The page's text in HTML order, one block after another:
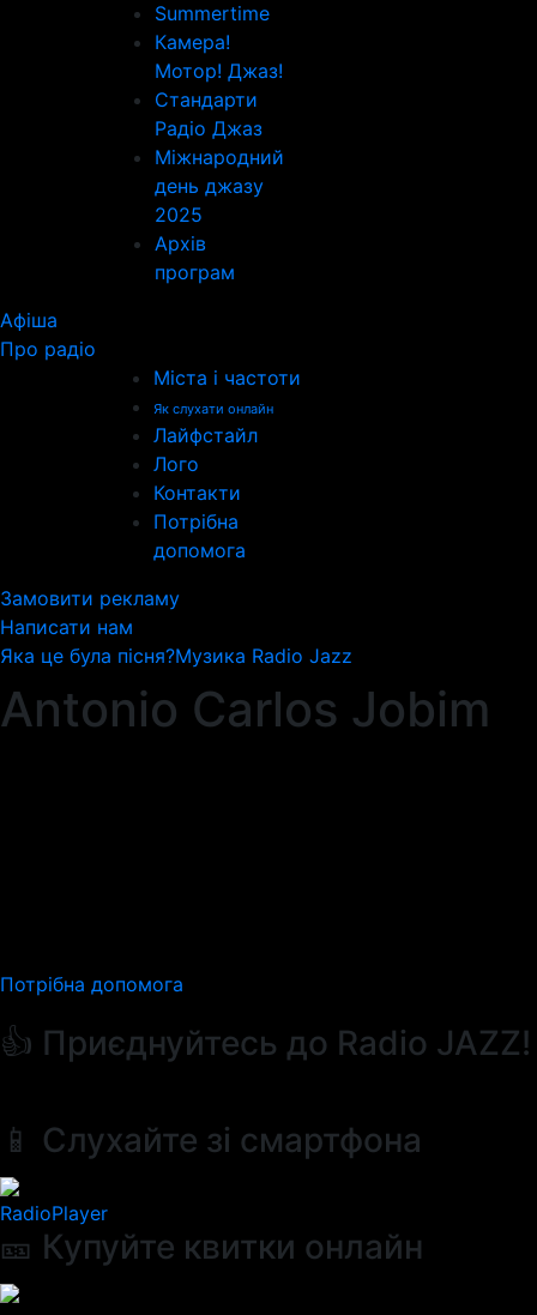
Summertime
Камера!
Мотор! Джаз!
Стандарти
Радіо Джаз
Міжнародний
день джазу
2025
Архів
програм
Афіша
Про радіо
Міста і частоти
Як слухати онлайн
Лайфстайл
Лого
Контакти
Потрібна
допомога
Замовити рекламу
Написати нам
Яка це була пісня?Музика Radio Jazz
Antonio Carlos Jobim
Потрібна допомога
👍 Приєднуйтесь до Radio JAZZ!
📱 Слухайте зі смартфона
RadioPlayer
🎫 Купуйте квитки онлайн